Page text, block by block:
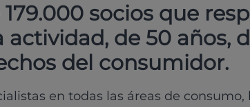
179.000 socios que
actividad, de 50 años,
del consumidor.
en todas las áreas de